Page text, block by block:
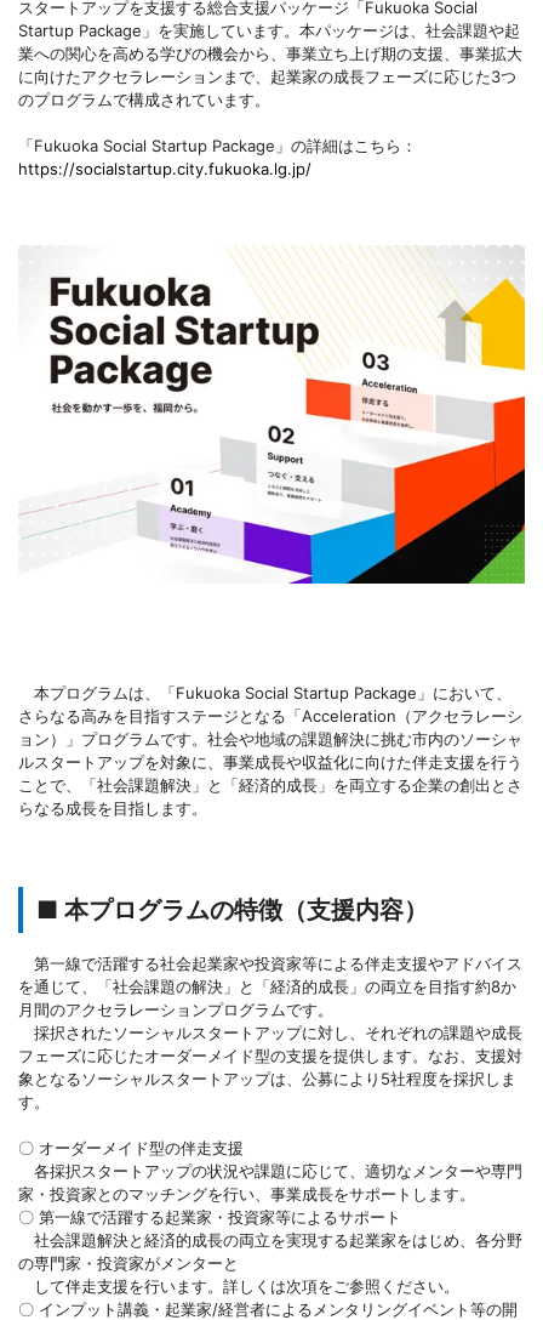
スタートアップを支援する総合支援パッケージ「Fukuoka Social
Startup Package」を実施しています。本パッケージは、社会課題や起
業への関心を高める学びの機会から、事業立ち上げ期の支援、事業拡大
に向けたアクセラレーションまで、起業家の成長フェーズに応じた3つ
のプログラムで構成されています。
「Fukuoka Social Startup Package」の詳細はこちら：
https://socialstartup.city.fukuoka.lg.jp/
本プログラムは、「Fukuoka Social Startup Package」において、
さらなる高みを目指すステージとなる「Acceleration（アクセラレーシ
ョン）」プログラムです。社会や地域の課題解決に挑む市内のソーシャ
ルスタートアップを対象に、事業成長や収益化に向けた伴走支援を行う
ことで、「社会課題解決」と「経済的成長」を両立する企業の創出とさ
らなる成長を目指します。
■ 本プログラムの特徴（支援内容）
第一線で活躍する社会起業家や投資家等による伴走支援やアドバイス
を通じて、「社会課題の解決」と「経済的成長」の両立を目指す約8か
月間のアクセラレーションプログラムです。
採択されたソーシャルスタートアップに対し、それぞれの課題や成長
フェーズに応じたオーダーメイド型の支援を提供します。なお、支援対
象となるソーシャルスタートアップは、公募により5社程度を採択しま
す。
〇 オーダーメイド型の伴走支援
各採択スタートアップの状況や課題に応じて、適切なメンターや専門
家・投資家とのマッチングを行い、事業成長をサポートします。
〇 第一線で活躍する起業家・投資家等によるサポート
社会課題解決と経済的成長の両立を実現する起業家をはじめ、各分野
の専門家・投資家がメンターと
して伴走支援を行います。詳しくは次項をご参照ください。
〇 インプット講義・起業家/経営者によるメンタリングイベント等の開